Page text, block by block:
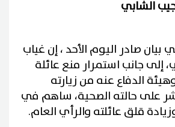
الشابي
بيان صادر اليوم الأحد ، إن غياب
جانب استمرار منع عائلة
الدفاع عنه من زيارته
على حالته الصحية، ساهم في
قلق عائلته والرأي العام.